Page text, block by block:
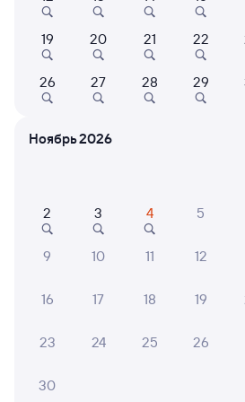
6 причин купить ж/д
Онлайн-покупка за 4 минуты
Онлайн-возврат билетов без
Выбор любимых мест на
покупке
9,3
Отель
Отель Девяточка
2 ⁠612 ⁠₽
19 20 21 22
26 27 28 29
Ноябрь 2026
2 3 4 5
9 10 11 12
16 17 18 19
23 24 25 26
30